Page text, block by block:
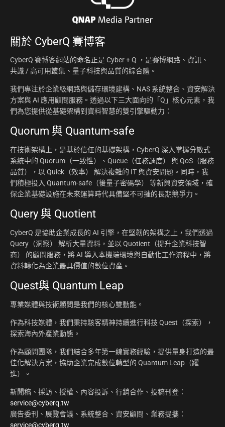
關於 CyberQ 賽博客
CyberQ 賽博客網站的命名正是 Cyber + Q ，是賽博網路、資訊、
共識 / 高可用叢集、量子科技與品質的綜合體。
我們專注於企業級網路與儲存環境建構、NAS 系統整合、資安解決
方案與 AI 應用顧問服務。透過以下三大面向的「Q」核心元素，我
們為您提供從基礎架構到資料智慧的雙引擎驅動力：
Quorum 與 Quantum-safe
在技術架構上，是基於信任的基礎架構，CyberQ 深入掌握分散式
系統中的 Quorum（一致性）、Queue（任務調度） 與 QoS（服務
品質），以 Quick（效率） 解決複雜的 IT 與資安問題。同時，我
們積極投入 Quantum-safe（後量子密碼學） 等新興資安領域，確
保企業基礎設施在未來運算時代具備堅不可摧的長期競爭力。
Query 與 Quotient
CyberQ 是協助企業成長的 AI 引擎，在堅韌的架構之上，我們透過
Query（洞察） 解析大量資料，並以 Quotient（提升企業科技智
商） 的顧問服務，將 AI 導入本機端環境與自動化工作流程中，將
資料轉化為企業最具價值的數位資產。
Quest與 Quantum Leap
專業媒體與技術顧問是我們的核心雙動能。
作為科技媒體，我們秉持駭客精神持續進行科技 Quest（探索），
探索海內外產業動態。
作為顧問團隊，我們結合多年第一線實務經驗，提供量身打造的最
佳化解決方案，協助企業完成數位轉型的 Quantum Leap（躍
進）。
新聞稿、採訪、授權、內容投訴、行銷合作、投稿刊登：
service@cyberq.tw
廣告委刊、展覽會議、系統整合、資安顧問、業務提攜：
service@cyberq.tw